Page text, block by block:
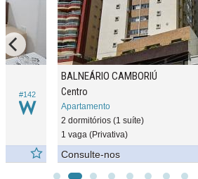
#142
BALNEÁRIO CAMBORIÚ
Centro
Apartamento
2 dormitórios (1 suíte)
1 vaga (Privativa)
Consulte-nos